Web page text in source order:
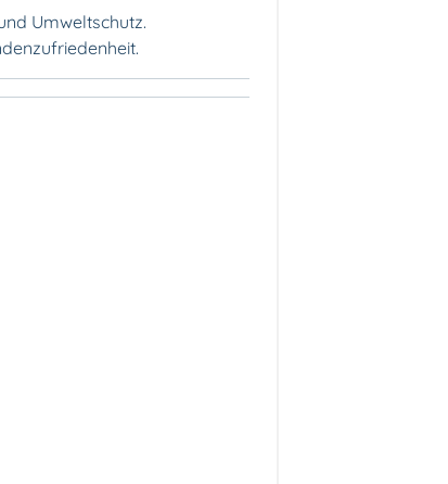
Umweltschutz.